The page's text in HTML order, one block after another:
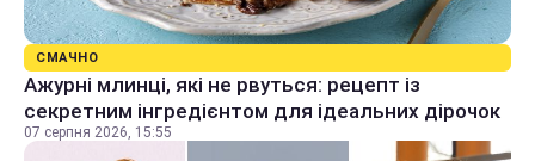
СМАЧНО
Ажурні млинці, які не рвуться: рецепт із
секретним інгредієнтом для ідеальних дірочок
07 серпня 2026, 15:55